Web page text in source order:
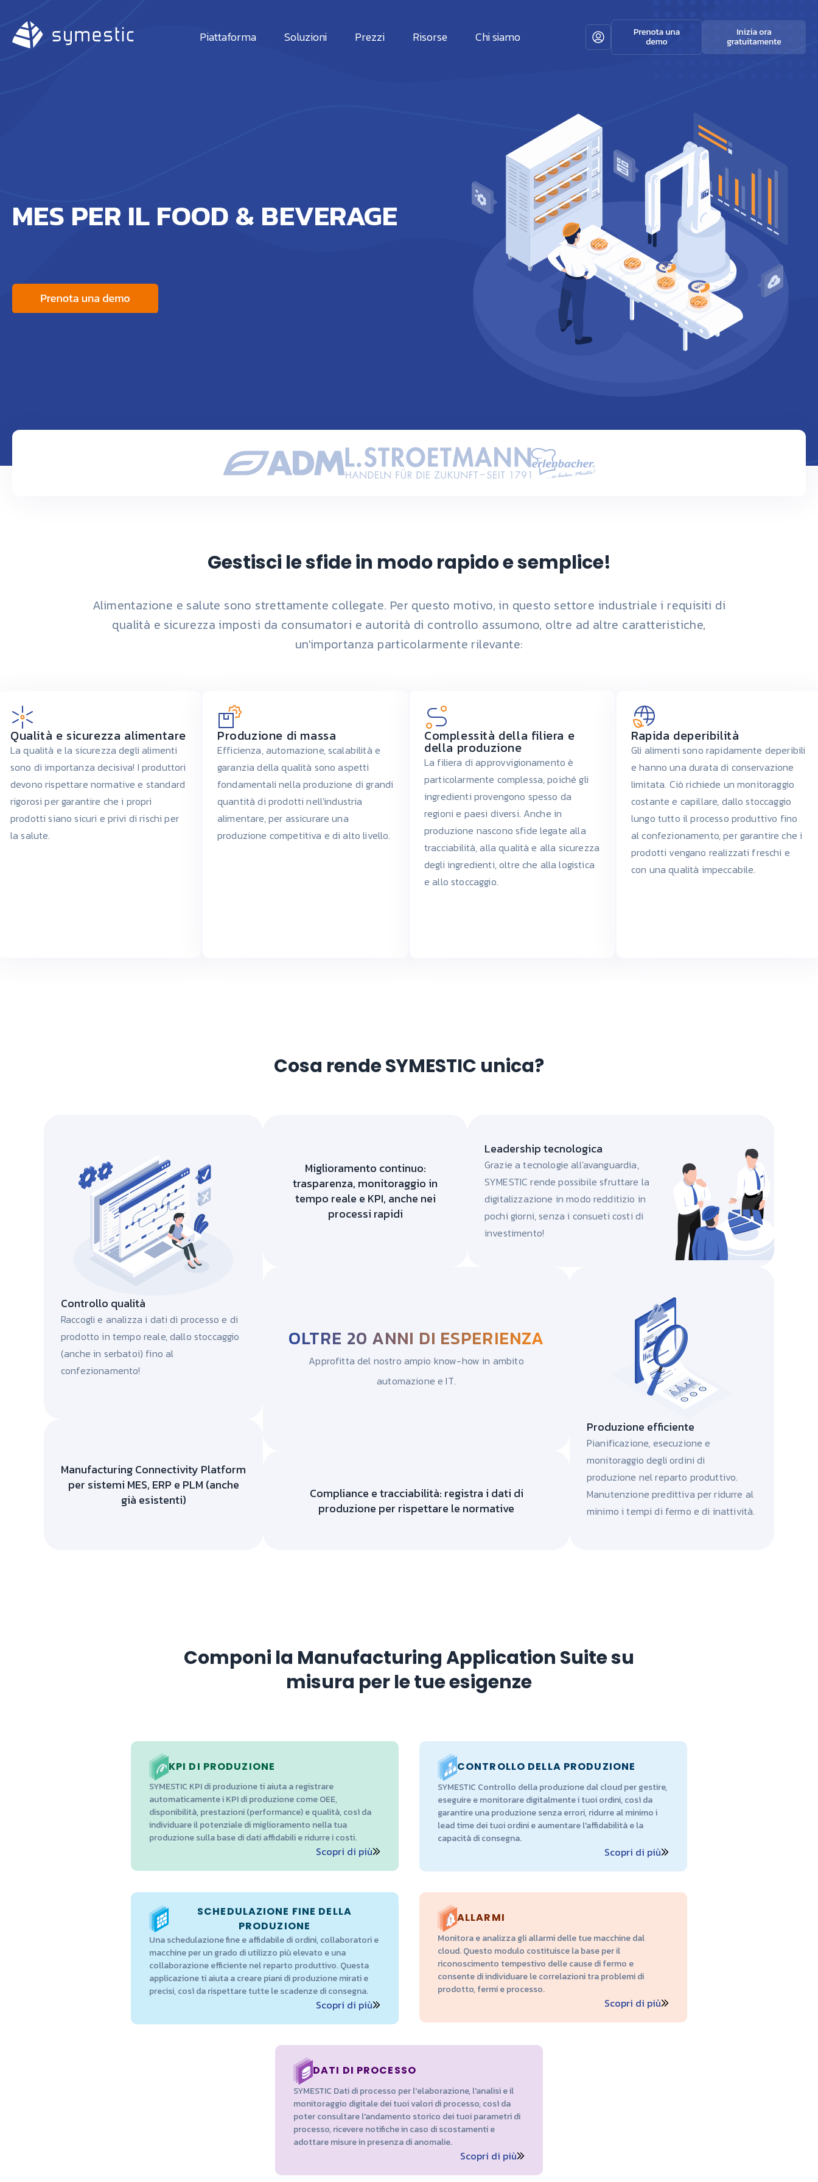
Piattaforma Soluzioni Prezzi Risorse Chi siamo
MES PER IL FOOD & BEVERAGE
Gestisci le sfide in modo rapido e semplice!
Alimentazione e salute sono strettamente collegate. Per questo motivo, in questo settore industriale i requisiti di
qualità e sicurezza imposti da consumatori e autorità di controllo assumono, oltre ad altre caratteristiche,
un'importanza particolarmente rilevante:
Qualità e sicurezza alimentare
La qualità e la sicurezza degli alimenti
sono di importanza decisiva! I produttori
devono rispettare normative e standard
rigorosi per garantire che i propri
prodotti siano sicuri e privi di rischi per
la salute.
Produzione di massa
Efficienza, automazione, scalabilità e
garanzia della qualità sono aspetti
fondamentali nella produzione di grandi
quantità di prodotti nell'industria
alimentare, per assicurare una
produzione competitiva e di alto livello.
Complessità della filiera e
della produzione
La filiera di approvvigionamento è
particolarmente complessa, poiché gli
ingredienti provengono spesso da
regioni e paesi diversi. Anche in
produzione nascono sfide legate alla
tracciabilità, alla qualità e alla sicurezza
degli ingredienti, oltre che alla logistica
e allo stoccaggio.
Rapida deperibilità
Gli alimenti sono rapidamente deperibili
e hanno una durata di conservazione
limitata. Ciò richiede un monitoraggio
costante e capillare, dallo stoccaggio
lungo tutto il processo produttivo fino
al confezionamento, per garantire che i
prodotti vengano realizzati freschi e
con una qualità impeccabile.
Cosa rende SYMESTIC unica?
Controllo qualità
Raccogli e analizza i dati di processo e di
prodotto in tempo reale, dallo stoccaggio
(anche in serbatoi) fino al
confezionamento!
Manufacturing Connectivity Platform
per sistemi MES, ERP e PLM (anche
già esistenti)
Miglioramento continuo:
trasparenza, monitoraggio in
tempo reale e KPI, anche nei
processi rapidi
Leadership tecnologica
Grazie a tecnologie all'avanguardia,
SYMESTIC rende possibile sfruttare la
digitalizzazione in modo redditizio in
pochi giorni, senza i consueti costi di
investimento!
OLTRE 20 ANNI DI ESPERIENZA
Approfitta del nostro ampio know-how in ambito
automazione e IT.
Compliance e tracciabilità: registra i dati di
produzione per rispettare le normative
Produzione efficiente
Pianificazione, esecuzione e
monitoraggio degli ordini di
produzione nel reparto produttivo.
Manutenzione predittiva per ridurre al
minimo i tempi di fermo e di inattività.
Componi la Manufacturing Application Suite su
misura per le tue esigenze
KPI DI PRODUZIONE
SYMESTIC KPI di produzione ti aiuta a registrare
automaticamente i KPI di produzione come OEE,
disponibilità, prestazioni (performance) e qualità, così da
individuare il potenziale di miglioramento nella tua
produzione sulla base di dati affidabili e ridurre i costi.
Scopri di più
CONTROLLO DELLA PRODUZIONE
SYMESTIC Controllo della produzione dal cloud per gestire,
eseguire e monitorare digitalmente i tuoi ordini, così da
garantire una produzione senza errori, ridurre al minimo i
lead time dei tuoi ordini e aumentare l'affidabilità e la
capacità di consegna.
Scopri di più
SCHEDULAZIONE FINE DELLA
PRODUZIONE
Una schedulazione fine e affidabile di ordini, collaboratori e
macchine per un grado di utilizzo più elevato e una
collaborazione efficiente nel reparto produttivo. Questa
applicazione ti aiuta a creare piani di produzione mirati e
precisi, così da rispettare tutte le scadenze di consegna.
Scopri di più
ALLARMI
Monitora e analizza gli allarmi delle tue macchine dal
cloud. Questo modulo costituisce la base per il
riconoscimento tempestivo delle cause di fermo e
consente di individuare le correlazioni tra problemi di
prodotto, fermi e processo.
Scopri di più
DATI DI PROCESSO
SYMESTIC Dati di processo per l'elaborazione, l'analisi e il
monitoraggio digitale dei tuoi valori di processo, così da
poter consultare l'andamento storico dei tuoi parametri di
processo, ricevere notifiche in caso di scostamenti e
adottare misure in presenza di anomalie.
Scopri di più